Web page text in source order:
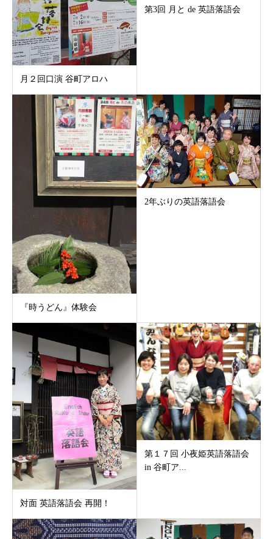
月２回口演 谷町アロハ
第3回 月と de 英語落語会
『時うどん』体験会
2年ぶりの英語落語会
対面 英語落語会 再開！
第１７回 小夜姫英語落語会
in 谷町ア...